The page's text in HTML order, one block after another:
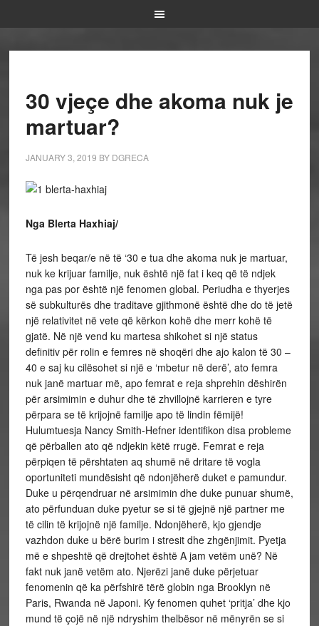
30 vjeçe dhe akoma nuk je
martuar?
JANUARY 3, 2019 BY DGRECA
Nga Blerta Haxhiaj/
Të jesh beqar/e në të ‘30 e tua dhe akoma nuk je martuar,
nuk ke krijuar familje, nuk është një fat i keq që të ndjek
nga pas por është një fenomen global. Periudha e thyerjes
së subkulturës dhe traditave gjithmonë është dhe do të jetë
një relativitet në vete që kërkon kohë dhe merr kohë të
gjatë. Në një vend ku martesa shikohet si një status
definitiv për rolin e femres në shoqëri dhe ajo kalon të 30 –
40 e saj ku cilësohet si një e ‘mbetur në derë’, ato femra
nuk janë martuar më, apo femrat e reja shprehin dëshirën
për arsimimin e duhur dhe të zhvillojnë karrieren e tyre
përpara se të krijojnë familje apo të lindin fëmijë!
Hulumtuesja Nancy Smith-Hefner identifikon disa probleme
që përballen ato që ndjekin këtë rrugë. Femrat e reja
përpiqen të përshtaten aq shumë në dritare të vogla
oportuniteti mundësisht që ndonjëherë duket e pamundur.
Duke u përqendruar në arsimimin dhe duke punuar shumë,
ato përfunduan duke pyetur se si të gjejnë një partner me
të cilin të krijojnë një familje. Ndonjëherë, kjo gjendje
vazhdon duke u bërë burim i stresit dhe zhgënjimit. Pyetja
më e shpeshtë që drejtohet është A jam vetëm unë? Në
fakt nuk janë vetëm ato. Njerëzi janë duke përjetuar
fenomenin që ka përfshirë tërë globin nga Brooklyn në
Paris, Rwanda në Japoni. Ky fenomen quhet ‘pritja’ dhe kjo
mund të çojë në një ndryshim thelbësor në mënyrën se si